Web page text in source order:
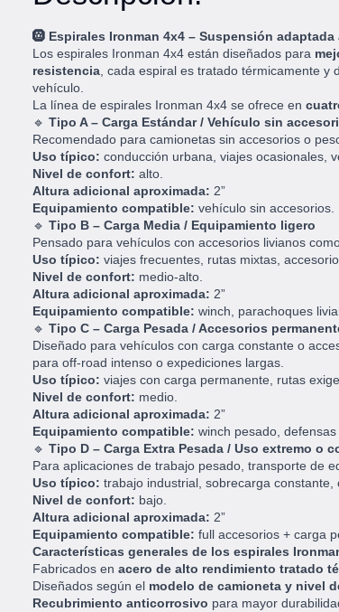
🛞 Espirales Ironman 4x4 – Suspensión
Los espirales Ironman 4x4 están diseñados para
resistencia , cada espiral es tratado térmicamente
vehículo.
La línea de espirales Ironman 4x4 se ofrece en
🔹 Tipo A – Carga Estándar / Vehículo sin
Recomendado para camionetas sin accesorios o
Uso típico: conducción urbana, viajes ocasionales,
Nivel de confort: alto.
Altura adicional aproximada: 2”
Equipamiento compatible: vehículo sin accesorios.
🔹 Tipo B – Carga Media / Equipamiento ligero
Pensado para vehículos con accesorios livianos
Uso típico: viajes frecuentes, rutas mixtas,
Nivel de confort: medio-alto.
Altura adicional aproximada: 2”
Equipamiento compatible: winch, parachoques
🔹 Tipo C – Carga Pesada / Accesorios
Diseñado para vehículos con carga constante o
para off-road intenso o expediciones largas.
Uso típico: viajes con carga permanente, rutas
Nivel de confort: medio.
Altura adicional aproximada: 2”
Equipamiento compatible: winch pesado,
🔹 Tipo D – Carga Extra Pesada / Uso extremo o
Para aplicaciones de trabajo pesado, transporte de
Uso típico: trabajo industrial, sobrecarga constante,
Nivel de confort: bajo.
Altura adicional aproximada: 2”
Equipamiento compatible: full accesorios + carga
Características generales de los espirales
Fabricados en acero de alto rendimiento tratado
Diseñados según el modelo de camioneta y nivel
Recubrimiento anticorrosivo para mayor